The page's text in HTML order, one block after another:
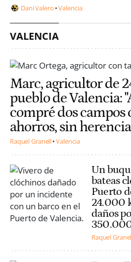
Dani Valero Valencia
VALENCIA
Marc, agricultor de
pueblo de Valencia:
compré dos campos
ahorros, sin
Raquel Granell Valencia
Un
bateas
Puerto
24.000
daños
Raquel